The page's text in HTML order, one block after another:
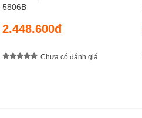
5806B
2.448.600đ
Chưa có đánh giá